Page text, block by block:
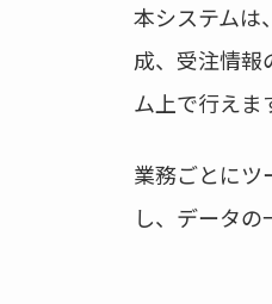
本システムは
成、受注情報
ム上で行えま
業務ごとにツ
し、データの